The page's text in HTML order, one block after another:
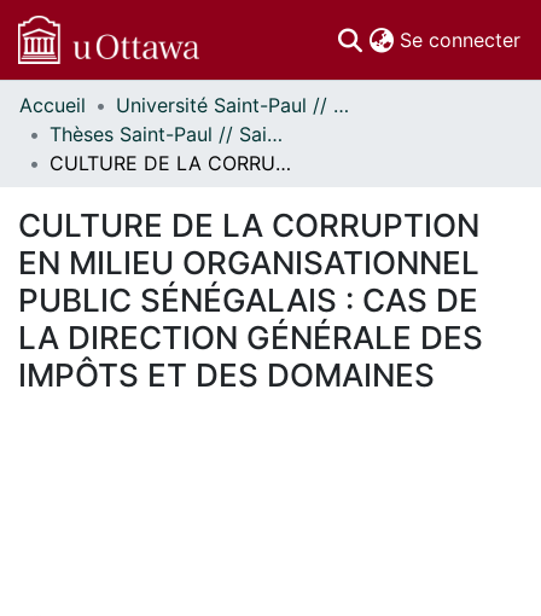
Se connecter
Communautés
et collections
Parcourir
À propos
Accueil
Université Saint-Paul // Saint Paul University
Thèses Saint-Paul // Saint Paul Theses
CULTURE DE LA CORRUPTION EN MILIEU ORGANISATIONNEL PUBLIC SÉNÉGALAIS : CAS DE LA DIRECTION GÉNÉRALE DES IMPÔTS ET DES DOMAINES
CULTURE DE LA CORRUPTION
EN MILIEU ORGANISATIONNEL
PUBLIC SÉNÉGALAIS : CAS DE
LA DIRECTION GÉNÉRALE DES
IMPÔTS ET DES DOMAINES